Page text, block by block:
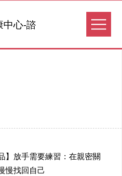
】放手需要練習：在親密關
慢找回自己
心-諮